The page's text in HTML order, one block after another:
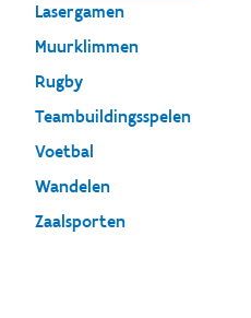
Lasergamen
Muurklimmen
Rugby
Teambuildingsspelen
Voetbal
Wandelen
Zaalsporten